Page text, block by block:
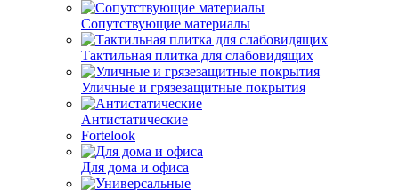
Сопутствующие материалы
Тактильная плитка для слабовидящих
Уличные и грязезащитные покрытия
Антистатические
Fortelook
Для дома и офиса